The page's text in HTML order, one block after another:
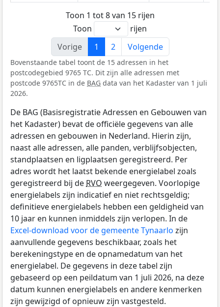
Toon 1 tot 8 van 15 rijen
Toon
rijen
Vorige
1 2 Volgende
Bovenstaande tabel toont de 15 adressen in het
postcodegebied 9765 TC. Dit zijn alle adressen met
postcode 9765TC in de BAG data van het Kadaster van 1 juli
2026.
De BAG (Basisregistratie Adressen en Gebouwen van
het Kadaster) bevat de officiële gegevens van alle
adressen en gebouwen in Nederland. Hierin zijn,
naast alle adressen, alle panden, verblijfsobjecten,
standplaatsen en ligplaatsen geregistreerd. Per
adres wordt het laatst bekende energielabel zoals
geregistreerd bij de RVO weergegeven. Voorlopige
energielabels zijn indicatief en niet rechtsgeldig;
definitieve energielabels hebben een geldigheid van
10 jaar en kunnen inmiddels zijn verlopen. In de
Excel-download voor de gemeente Tynaarlo zijn
aanvullende gegevens beschikbaar, zoals het
berekeningstype en de opnamedatum van het
energielabel. De gegevens in deze tabel zijn
gebaseerd op een peildatum van 1 juli 2026, na deze
datum kunnen energielabels en andere kenmerken
zijn gewijzigd of opnieuw zijn vastgesteld.